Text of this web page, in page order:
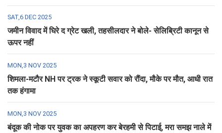
SAT,6 DEC 2025
जमीन विवाद में घिरे द ग्रेट खली, तहसीलदार ने बोले- सेलिब्रिटी कानून से
ऊपर नहीं
MON,3 NOV 2025
शिमला-मटौर NH पर ट्रक ने स्कूटी सवार को रौंदा, मौके पर मौत, आधी रात
तक हंगामा
MON,3 NOV 2025
बंदूक की नोक पर युवक का अपहरण कर बेरहमी से पिटाई, मरा समझ नाले में